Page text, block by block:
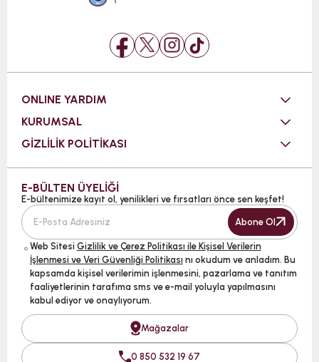
ONLINE YARDIM
KURUMSAL
GİZLİLİK POLİTİKASI
E-BÜLTEN ÜYELİĞİ
E-bültenimize kayıt ol, yenilikleri ve fırsatları önce sen keşfet!
Abone Ol
Web Sitesi Gizlilik ve Çerez Politikası ile Kişisel Verilerin
İşlenmesi ve Veri Güvenliği Politikası nı okudum ve anladım. Bu
kapsamda kişisel verilerimin işlenmesini, pazarlama ve tanıtım
faaliyetlerinin tarafıma sms ve e-mail yoluyla yapılmasını
kabul ediyor ve onaylıyorum.
Mağazalar
0 850 532 19 67